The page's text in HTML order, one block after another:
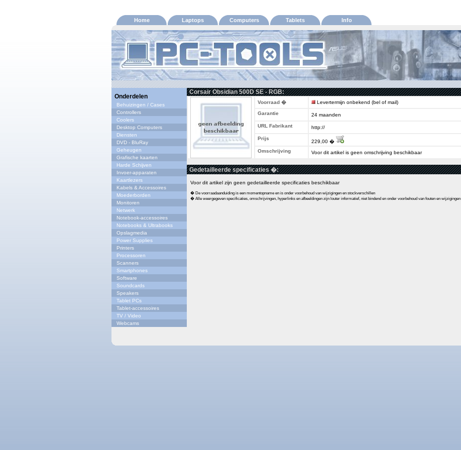
Home Laptops Computers Tablets Info
Onderdelen
Behuizingen / Cases
Controllers
Coolers
Desktop Computers
Diensten
DVD - BluRay
Geheugen
Grafische kaarten
Harde Schijven
Invoer-apparaten
Kaartlezers
Kabels & Accessoires
Moederborden
Monitoren
Netwerk
Notebook-accessoires
Notebooks & Ultrabooks
Opslagmedia
Power Supplies
Printers
Processoren
Scanners
Smartphones
Software
Soundcards
Speakers
Tablet PCs
Tablet-accessoires
TV / Video
Webcams
Corsair Obsidian 500D SE - RGB:
Voorraad �
Levertermijn onbekend (bel of mail)
Garantie
24 maanden
URL Fabrikant
http://
Prijs
229,00 �
Omschrijving
Voor dit artikel is geen omschrijving beschikbaar
Gedetailleerde specificaties �:
Voor dit artikel zijn geen gedetailleerde specificaties beschikbaar
� De voorraadaanduiding is een momentopname en is onder voorbehoud van wijzigingen en stockverschillen
� Alle weergegeven specificaties, omschrijvingen, hyperlinks en afbeeldingen zijn louter informatief, niet bindend en onder voorbehoud van fouten en wijzigingen